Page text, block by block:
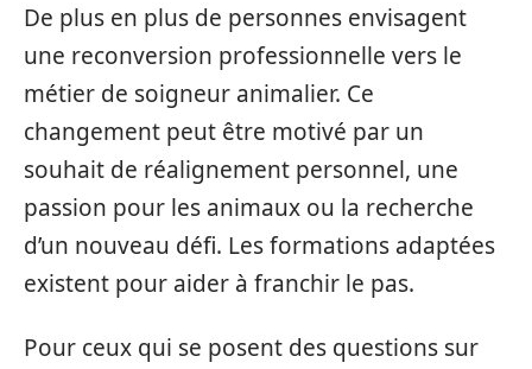
De plus en plus de personnes envisagent
une reconversion professionnelle vers le
métier de soigneur animalier. Ce
changement peut être motivé par un
souhait de réalignement personnel, une
passion pour les animaux ou la recherche
d’un nouveau défi. Les formations adaptées
existent pour aider à franchir le pas.
Pour ceux qui se posent des questions sur